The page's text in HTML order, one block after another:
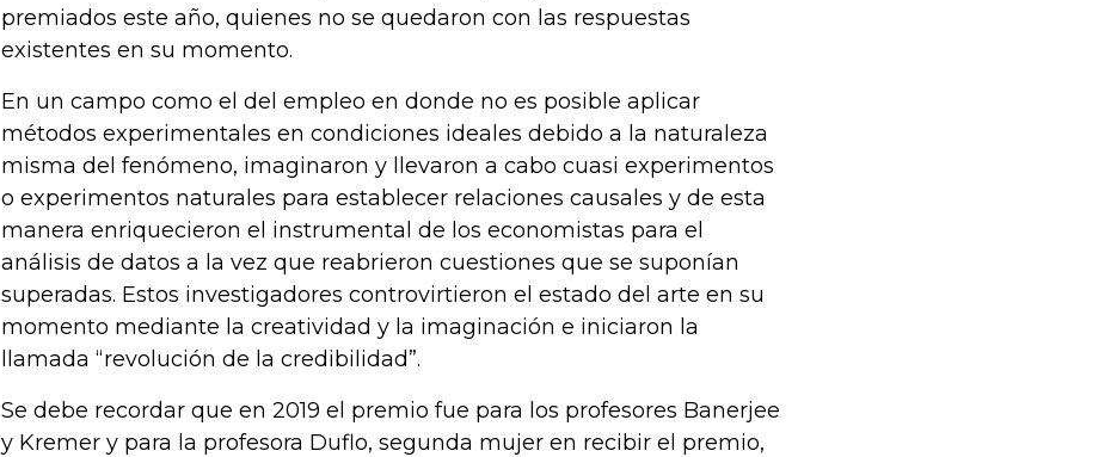
premiados este año, quienes no se quedaron con las respuestas
existentes en su momento.
En un campo como el del empleo en donde no es posible aplicar
métodos experimentales en condiciones ideales debido a la naturaleza
misma del fenómeno, imaginaron y llevaron a cabo cuasi experimentos
o experimentos naturales para establecer relaciones causales y de esta
manera enriquecieron el instrumental de los economistas para el
análisis de datos a la vez que reabrieron cuestiones que se suponían
superadas. Estos investigadores controvirtieron el estado del arte en su
momento mediante la creatividad y la imaginación e iniciaron la
llamada “revolución de la credibilidad”.
Se debe recordar que en 2019 el premio fue para los profesores Banerjee
y Kremer y para la profesora Duflo, segunda mujer en recibir el premio,